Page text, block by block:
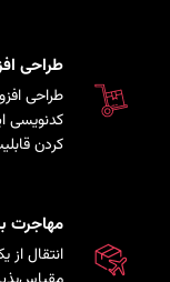
طراحی
طراحی
کدنویسی
کردن
مهاجرت
انتقال